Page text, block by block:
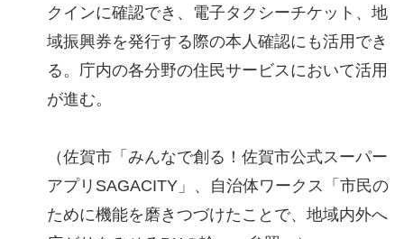
クインに確認でき、電子タクシーチケット、地
域振興券を発行する際の本人確認にも活用でき
る。庁内の各分野の住民サービスにおいて活用
が進む。
（佐賀市「みんなで創る！佐賀市公式スーパー
アプリSAGACITY」、自治体ワークス「市民の
ために機能を磨きつづけたことで、地域内外へ